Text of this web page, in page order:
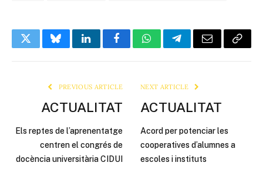
TwitterBlueskyLinkedInFacebookWhatsAppTelegramEmail Copy
PREVIOUS ARTICLE
ACTUALITAT
Els reptes de l’aprenentatge
centren el congrés de
docència universitària CIDUI
NEXT ARTICLE
ACTUALITAT
Acord per potenciar les
cooperatives d’alumnes a
escoles i instituts